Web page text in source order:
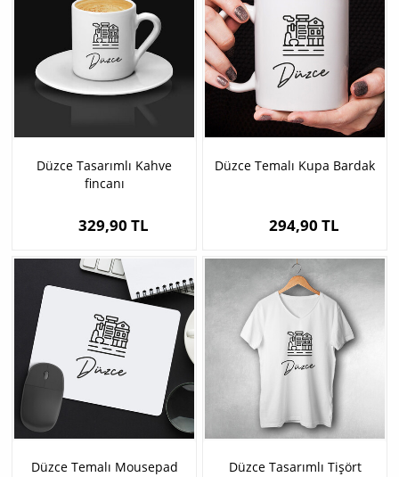
Düzce Tasarımlı Kahve
fincanı
329,90 TL
Düzce Temalı Kupa Bardak
294,90 TL
Düzce Temalı Mousepad Düzce Tasarımlı Tişört